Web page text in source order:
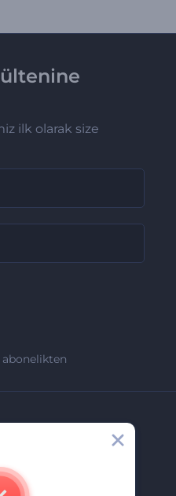
ilk olarak size